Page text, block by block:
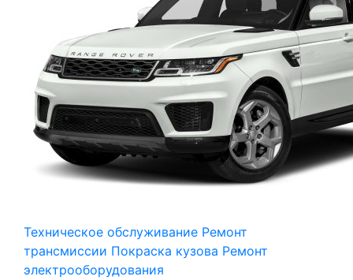
Техническое обслуживание Ремонт
трансмиссии Покраска кузова Ремонт
электрооборудования